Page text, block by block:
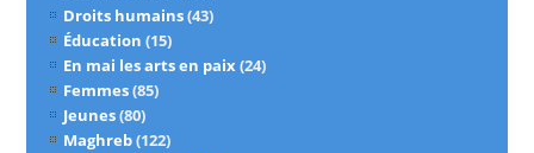
Droits humains(43)
Éducation (15)
En mai les arts en paix(24)
Femmes(85)
Jeunes(80)
Maghreb(122)